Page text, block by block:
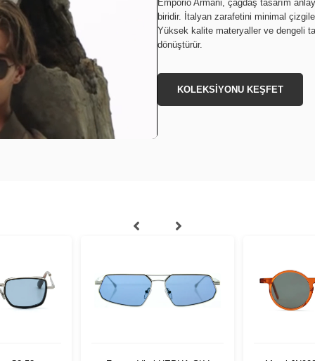
Emporio Armani, çağdaş tasarım
biridir. İtalyan zarafetini minimal
Yüksek kalite materyaller ve dengeli
dönüştürür.
KOLEKSİYONU KEŞFET